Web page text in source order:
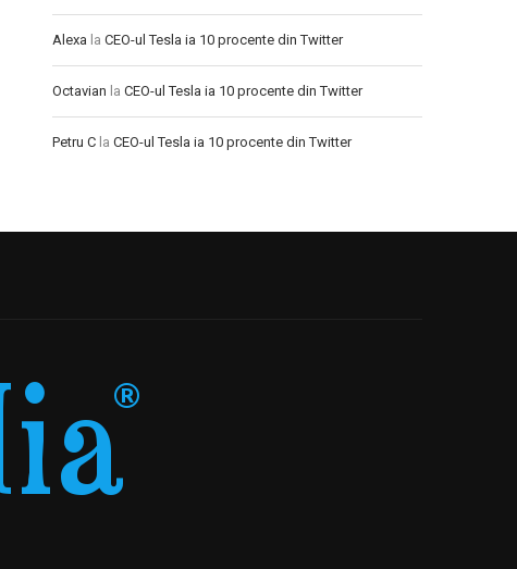
Alexa la CEO-ul Tesla ia 10 procente din Twitter
Octavian la CEO-ul Tesla ia 10 procente din Twitter
Petru C la CEO-ul Tesla ia 10 procente din Twitter